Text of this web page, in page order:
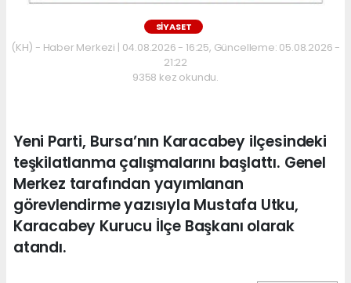
SİYASET
(KH) - Haber Merkezi | 04.08.2026 - 16:25, Güncelleme: 05.08.2026 -
21:22
9358 kez okundu.
Yeni Parti, Bursa’nın Karacabey ilçesindeki
teşkilatlanma çalışmalarını başlattı. Genel
Merkez tarafından yayımlanan
görevlendirme yazısıyla Mustafa Utku,
Karacabey Kurucu İlçe Başkanı olarak
atandı.